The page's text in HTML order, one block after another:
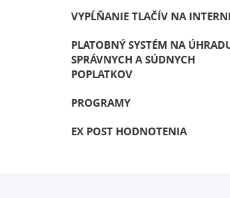
VYPĹŇANIE TLAČÍV NA
PLATOBNÝ SYSTÉM NA
SPRÁVNYCH A SÚDNYCH
POPLATKOV
PROGRAMY
EX POST HODNOTENIA